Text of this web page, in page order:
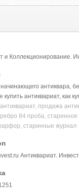
и Коллекционирование.
антиквара,
купить антиквариат, как
продажа
84 проба,
старинные журнал
Антиквариат.